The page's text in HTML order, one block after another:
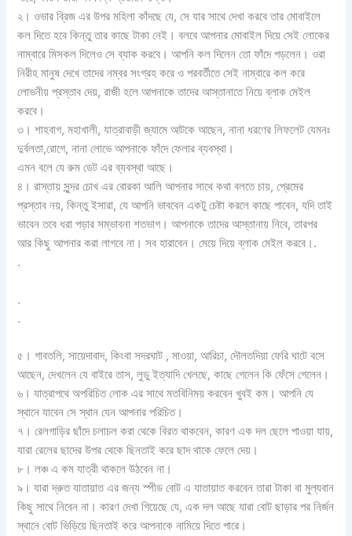
২। ওভার ব্রিজ এর উপর মহিলা কাঁদছে যে, সে যার সাথে দেখা করবে তার মোবাইলে
কল দিতে হবে কিন্তু তার কাছে টাকা নেই। বলবে আপনার মোবাইল দিয়ে সেই লোকের
নাম্বারে মিসকল দিলেও সে ব্যাক করবে। আপনি কল দিলেন তো ফাঁদে পড়লেন। ওরা
নিরীহ মানুষ দেখে তাদের নম্বর সংগ্রহ করে ও পরবর্তীতে সেই নাম্বারে কল করে
লোভনীয় প্রস্তাব দেয়, রাজী হলে আপনাকে তাদের আস্তানাতে নিয়ে ব্লাক মেইল
করবে।
৩। শাহবাগ, মহাখালী, যাত্রাবাড়ী জ্যামে আটকে আছেন, নানা ধরণের লিফলেট যেমনঃ
দুর্বলতা,রোগে, নানা লোভে আপনাকে ফাঁদে ফেলার ব্যবস্থা।
এমন বলে যে রুম ডেট এর ব্যবস্থা আছে।
৪। রাস্তায় সুন্দর চোখ এর বোরকা আলি আপনার সাথে কথা বলতে চায়, প্রেমের
প্রস্তাব নয়, কিন্তু ইসারা, যে আপনি ভাববেন একটু চেষ্টা করলে কাছে পাবেন, যদি তাই
ভাবেন তবে ধরা পড়ার সম্ভাবনা শতভাগ। আপনাকে তাদের আস্তানায় নিবে, তারপর
আর কিছু আপনার করা লাগবে না। সব হারাবেন। মেয়ে দিয়ে ব্লাক মেইল করবে।.
.
.
.
৫। গাবতলি, সায়েদাবাদ, কিংবা সদরঘাট , মাওয়া, আরিচা, দৌলতদিয়া ফেরি ঘাটে বসে
আছেন, দেখলেন যে বাইরে তাস, লুডু ইত্যাদি খেলছে, কাছে গেলেন কি ফেঁসে গেলেন।
৬। যাত্রাপথে অপরিচিত লোক এর সাথে মতবিনিময় করবেন খুবই কম। আপনি যে
স্থানে যাবেন সে স্থান যেন আপনার পরিচিত।
৭। রেলগাড়ির ছাঁদে চলাচল করা থেকে বিরত থাকবেন, কারণ এক দল ছেলে পাওয়া যায়,
যারা রেলের ছাদের উপর থেকে ছিনতাই করে ছাদ থাকে ফেলে দেয়।
৮। লঞ্চ এ কম যাত্রী থাকলে উঠবেন না।
৯। যারা দ্রুত যাতায়াত এর জন্য স্পীড বোট এ যাতায়াত করবেন তারা টাকা বা মুল্যবান
কিছু সাথে নিবেন না। কারণ দেখা গিয়েছে যে, এক দল আছে যারা বোট ছাড়ার পর নির্জন
স্থানে বোট ভিড়িয়ে ছিনতাই করে আপনাকে নামিয়ে দিতে পারে।